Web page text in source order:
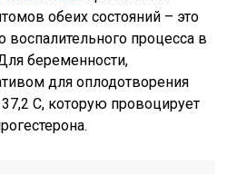
обеих состояний – это
воспалительного процесса в
беременности,
для оплодотворения
37,2 С, которую провоцирует